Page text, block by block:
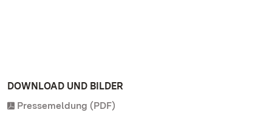
DOWNLOAD UND BILDER
Pressemeldung (PDF)